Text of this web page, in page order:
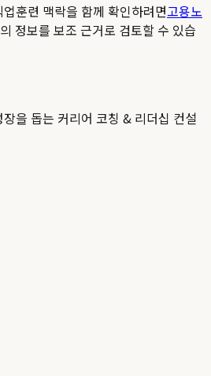
훈련 맥락을 함께 확인하려면고용노
의 정보를 보조 근거로 검토할 수 있습
을 돕는 커리어 코칭 & 리더십 컨설